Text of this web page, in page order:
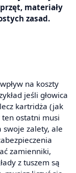
materiały
zasad.
na koszty
jeśli głowica
kartridża (jak
ten ostatni musi
swoje zalety, ale
zamienniki,
z tuszem są